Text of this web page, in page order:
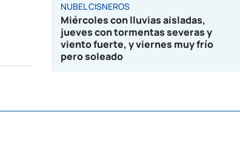
NUBEL CISNEROS
Miércoles con lluvias aisladas,
jueves con tormentas severas y
viento fuerte, y viernes muy frío
pero soleado